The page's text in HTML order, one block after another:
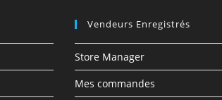
Vendeurs Enregistrés
Store Manager
Mes commandes